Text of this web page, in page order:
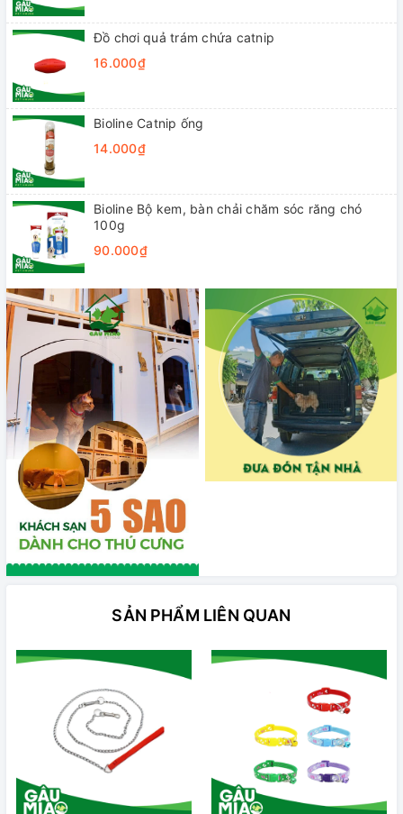
Đồ chơi quả trám chứa catnip
16.000₫
Bioline Catnip ống
14.000₫
Bioline Bộ kem, bàn chải chăm sóc răng chó
100g
90.000₫
SẢN PHẨM LIÊN QUAN